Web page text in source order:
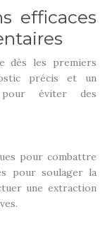
efficaces
dès les premiers
précis et un
pour éviter des
pour combattre
pour soulager la
une extraction